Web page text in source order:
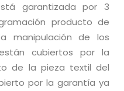
garantizada por 3
producto de
manipulación de los
cubiertos por la
de la pieza textil del
por la garantía ya